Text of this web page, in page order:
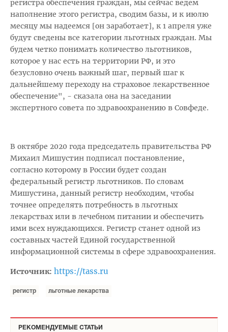
регистра обеспечения граждан, мы сейчас ведем
наполнение этого регистра, сводим базы, и к июлю
месяцу мы надеемся [он заработает], к 1 апреля уже
будут сведены все категории льготных граждан. Мы
будем четко понимать количество льготников,
которое у нас есть на территории РФ, и это
безусловно очень важный шаг, первый шаг к
дальнейшему переходу на страховое лекарственное
обеспечение", - сказала она на заседании
экспертного совета по здравоохранению в Совфеде.
В октябре 2020 года председатель правительства РФ
Михаил Мишустин подписал постановление,
согласно которому в России будет создан
федеральный регистр льготников. По словам
Мишустина, данный регистр необходим, чтобы
точнее определять потребность в льготных
лекарствах или в лечебном питании и обеспечить
ими всех нуждающихся. Регистр станет одной из
составных частей Единой государственной
информационной системы в сфере здравоохранения.
Источник: https://tass.ru
регистр льготные лекарства
РЕКОМЕНДУЕМЫЕ СТАТЬИ